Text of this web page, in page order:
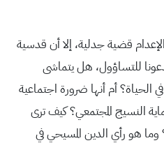
قضية جدلية، إلا أن قدسية
للتساؤول، هل يتماشى
الحياة؟ أم أنها ضرورة اجتماعية
النسيج المجتمعي؟ كيف ترى
وما هو رأي الدين المسيحي في